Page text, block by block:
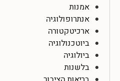
אמנות
אנתרופולוגיה
ארכיטקטורה
ביוטכנולוגיה
ביולוגיה
בלשנות